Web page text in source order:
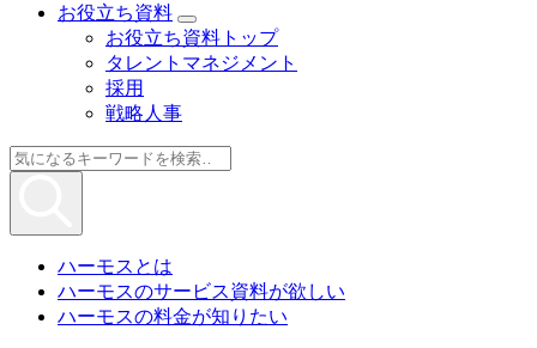
お役立ち資料
お役立ち資料トップ
タレントマネジメント
採用
戦略人事
ハーモスとは
ハーモスのサービス資料が欲しい
ハーモスの料金が知りたい